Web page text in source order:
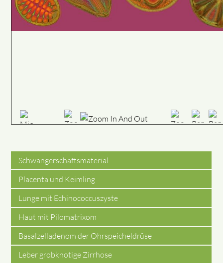
Schwangerschaftsmaterial
Placenta und Keimling
Lunge mit Echinococcuszyste
Haut mit Pilomatrixom
Basalzelladenom der Ohrspeicheldrüse
Leber grobknotige Zirrhose